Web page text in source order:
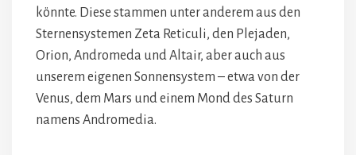
könnte. Diese stammen unter anderem aus den
Sternensystemen Zeta Reticuli, den Plejaden,
Orion, Andromeda und Altair, aber auch aus
unserem eigenen Sonnensystem – etwa von der
Venus, dem Mars und einem Mond des Saturn
namens Andromedia.